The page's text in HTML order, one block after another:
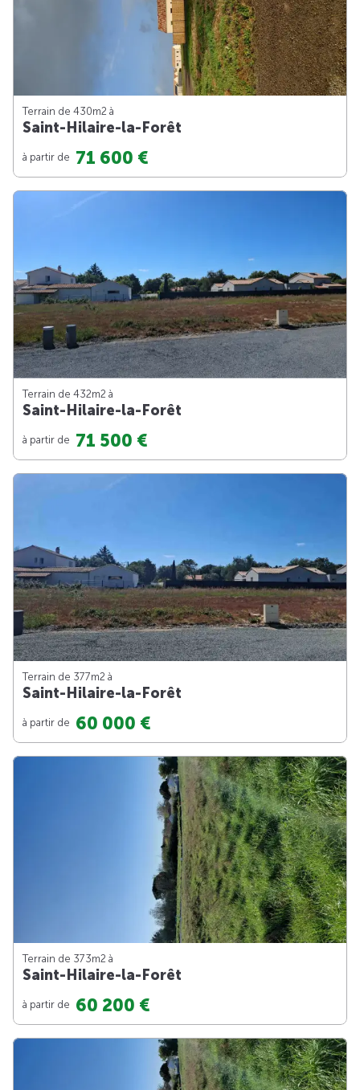
Terrain de 430m2 à
Saint-Hilaire-la-Forêt
à partir de 71 600 €
Terrain de 432m2 à
Saint-Hilaire-la-Forêt
à partir de 71 500 €
Terrain de 377m2 à
Saint-Hilaire-la-Forêt
à partir de 60 000 €
Terrain de 373m2 à
Saint-Hilaire-la-Forêt
à partir de 60 200 €